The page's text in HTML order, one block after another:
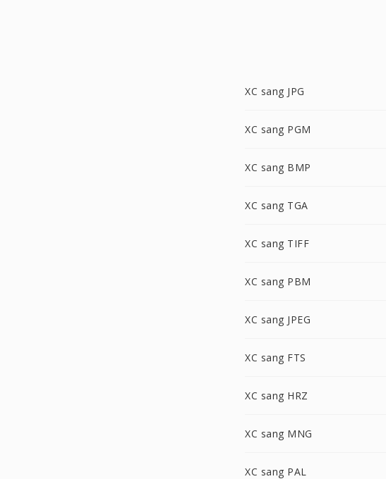
XC sang JPG
XC sang PGM
XC sang BMP
XC sang TGA
XC sang TIFF
XC sang PBM
XC sang JPEG
XC sang FTS
XC sang HRZ
XC sang MNG
XC sang PAL